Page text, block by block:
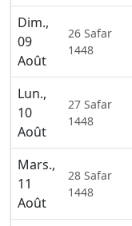
Dim.,
09
Août
26 Safar
1448
Lun.,
10
Août
27 Safar
1448
Mars.,
11
Août
28 Safar
1448